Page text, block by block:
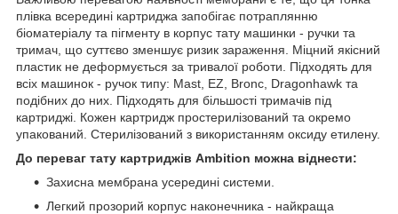
плівка всередині картриджа запобігає потраплянню
біоматеріалу та пігменту в корпус тату машинки - ручки та
тримач, що суттєво зменшує ризик зараження. Міцний якісний
пластик не деформується за тривалої роботи. Підходять для
всіх машинок - ручок типу: Mast, EZ, Bronc, Dragonhawk та
подібних до них. Підходять для більшості тримачів під
картриджі. Кожен картридж простерилізований та окремо
упакований. Стерилізований з використанням оксиду етилену.
До переваг тату картриджів Ambition можна віднести:
Захисна мембрана усередині системи.
Легкий прозорий корпус наконечника - найкраща